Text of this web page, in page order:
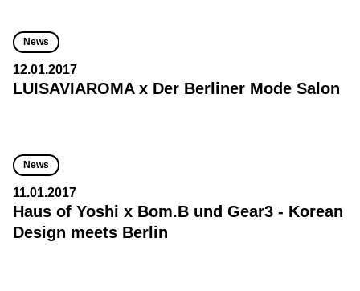
News
12.01.2017
LUISAVIAROMA x Der Berliner Mode Salon
News
11.01.2017
Haus of Yoshi x Bom.B und Gear3 - Korean
Design meets Berlin